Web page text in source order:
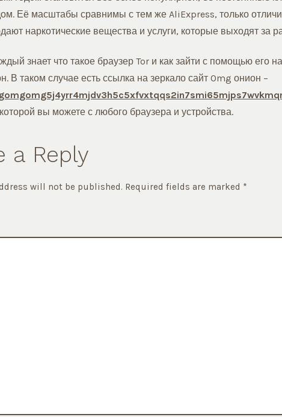
Её масштабы сравнимы с тем же AliExpress, только
наркотические вещества и услуги, которые выходят за
знает что такое браузер Tor и как зайти с помощью его
В таком случае есть ссылка на зеркало сайт Omg онион –
вы можете с любого браузера и устройства.
a Reply
will not be published. Required fields are marked *